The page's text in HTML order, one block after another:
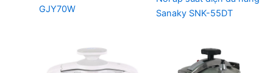
GJY70W
Sanaky SNK-55DT